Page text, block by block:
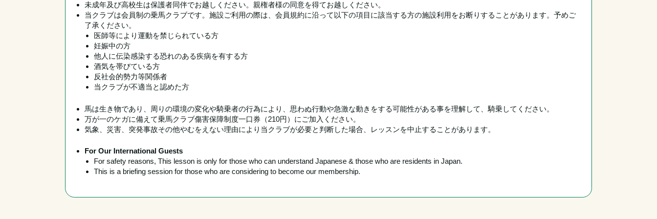
未成年及び高校生は保護者同伴でお越しください。親権者様の同意を得てお越しください。
当クラブは会員制の乗馬クラブです。施設ご利用の際は、会員規約に沿って以下の項目に該当する方の施設利用をお断りすることがあります。予めご
了承ください。
医師等により運動を禁じられている方
妊娠中の方
他人に伝染感染する恐れのある疾病を有する方
酒気を帯びている方
反社会的勢力等関係者
当クラブが不適当と認めた方
馬は生き物であり、周りの環境の変化や騎乗者の行為により、思わぬ行動や急激な動きをする可能性がある事を理解して、騎乗してください。
万が一のケガに備えて乗馬クラブ傷害保障制度一口券（210円）にご加入ください。
気象、災害、突発事故その他やむをえない理由により当クラブが必要と判断した場合、レッスンを中止することがあります。
For Our International Guests
For safety reasons, This lesson is only for those who can understand Japanese & those who are residents in Japan.
This is a briefing session for those who are considering to become our membership.